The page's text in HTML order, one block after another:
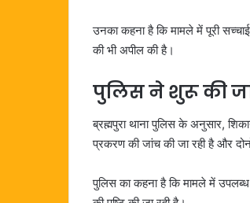
उनका कहना है कि मामले में पूरी
की भी अपील की है।
पुलिस ने शुरू की
ब्रह्मपुरा थाना पुलिस के अनुसार,
प्रकरण की जांच की जा रही है और
पुलिस का कहना है कि मामले में उपलब्ध